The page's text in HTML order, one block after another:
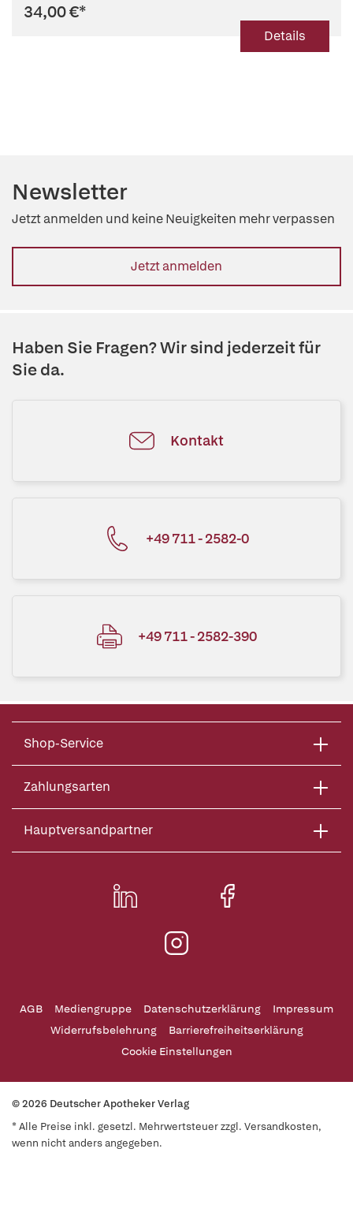
34,00 €*
Details
Newsletter
Jetzt anmelden und keine Neuigkeiten mehr verpassen
Jetzt anmelden
Haben Sie Fragen? Wir sind jederzeit für
Sie da.
Kontakt
+49 711 - 2582-0
+49 711 - 2582-390
Shop-Service
Zahlungsarten
Hauptversandpartner
AGB Mediengruppe Datenschutzerklärung
Impressum
Widerrufsbelehrung
Barrierefreiheitserklärung
Cookie Einstellungen
© 2026 Deutscher Apotheker Verlag
* Alle Preise inkl. gesetzl. Mehrwertsteuer zzgl. Versandkosten,
wenn nicht anders angegeben.